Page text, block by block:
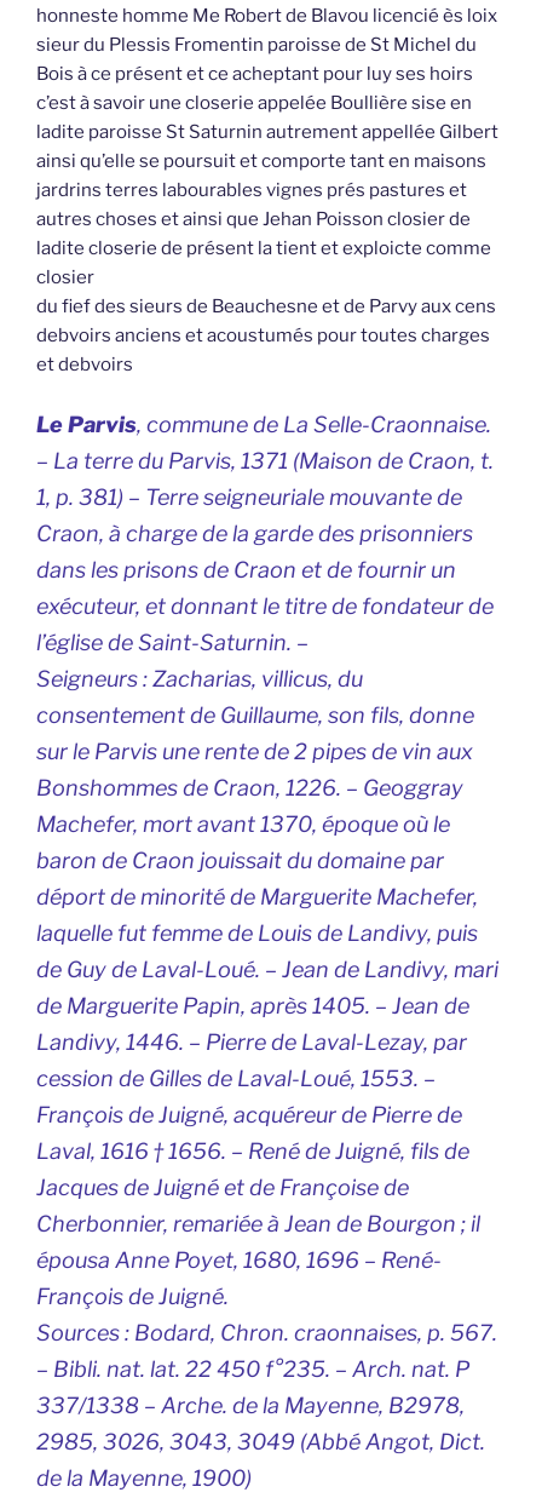
honneste homme Me Robert de Blavou licencié ès loix
sieur du Plessis Fromentin paroisse de St Michel du
Bois à ce présent et ce acheptant pour luy ses hoirs
c’est à savoir une closerie appelée Boullière sise en
ladite paroisse St Saturnin autrement appellée Gilbert
ainsi qu’elle se poursuit et comporte tant en maisons
jardrins terres labourables vignes prés pastures et
autres choses et ainsi que Jehan Poisson closier de
ladite closerie de présent la tient et exploicte comme
closier
du fief des sieurs de Beauchesne et de Parvy aux cens
debvoirs anciens et acoustumés pour toutes charges
et debvoirs
Le Parvis, commune de La Selle-Craonnaise.
– La terre du Parvis, 1371 (Maison de Craon, t.
1, p. 381) – Terre seigneuriale mouvante de
Craon, à charge de la garde des prisonniers
dans les prisons de Craon et de fournir un
exécuteur, et donnant le titre de fondateur de
l’église de Saint-Saturnin. –
Seigneurs:Zacharias, villicus, du
consentement de Guillaume, son fils, donne
sur le Parvis une rente de 2 pipes de vin aux
Bonshommes de Craon, 1226. – Geoggray
Machefer, mort avant 1370, époque où le
baron de Craon jouissait du domaine par
déport de minorité de Marguerite Machefer,
laquelle fut femme de Louis de Landivy, puis
de Guy de Laval-Loué. – Jean de Landivy, mari
de Marguerite Papin, après 1405. – Jean de
Landivy, 1446. – Pierre de Laval-Lezay, par
cession de Gilles de Laval-Loué, 1553. –
François de Juigné, acquéreur de Pierre de
Laval, 1616 † 1656. – René de Juigné, fils de
Jacques de Juigné et de Françoise de
Cherbonnier, remariée à Jean de Bourgon ; il
épousa Anne Poyet, 1680, 1696 – René-
François de Juigné.
Sources: Bodard, Chron. craonnaises, p. 567.
– Bibli. nat. lat. 22 450 f°235. – Arch. nat. P
337/1338 – Arche. de la Mayenne, B2978,
2985, 3026, 3043, 3049 (Abbé Angot, Dict.
de la Mayenne, 1900)